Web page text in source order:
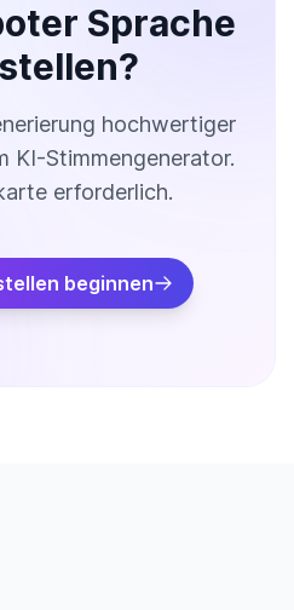
Sprache
hochwertiger
KI-Stimmengenerator.
erforderlich.
beginnen